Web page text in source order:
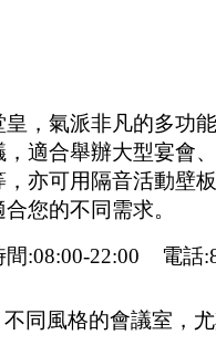
皇，氣派非凡的多功
，適合舉辦大型宴會
，亦可用隔音活動壁
您的不同需求。
間:08:00-22:00 電話
同風格的會議室，